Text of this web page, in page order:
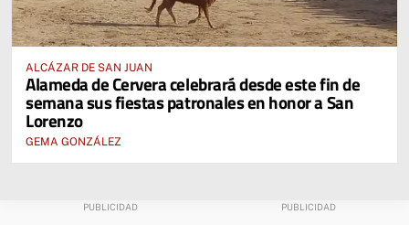
ALCÁZAR DE SAN JUAN
Alameda de Cervera celebrará desde este fin de
semana sus fiestas patronales en honor a San
Lorenzo
GEMA GONZÁLEZ